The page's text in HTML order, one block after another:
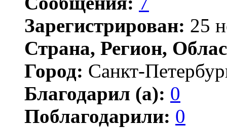
Зарегистрирован: 25
Страна, Регион,
Город: Санкт-
Благодарил (а): 0
Поблагодарили: 0